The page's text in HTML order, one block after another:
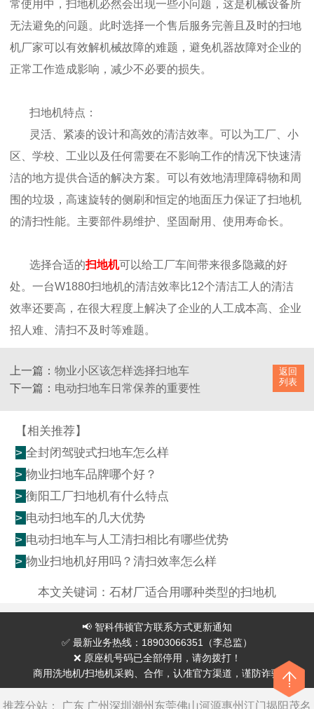
常使用中，扫地机必然会出现一些小问题，这是机械设备所
无法避免的问题。此时选择一个售后服务完善且及时的扫地
机厂家可以有效解机械故障的难题，避免机器故障对企业的
正常工作造成影响，减少不必要的损失。
扫地机特点：
灵活、紧凑的设计和高效的清洁效率。可以为工厂、小
区、学校、工业以及任何需要在不影响工作的情况下快速清
洁的地方提供合适的解决方案。可以有效地清理障碍物和周
围的垃圾，高速旋转的侧刷和恒定的地面压力保证了扫地机
的清扫性能。主要部件易维护、坚固耐用、使用寿命长。
选择合适的扫地机可以给工厂车间带来很多隐藏的好
处。一台W1880扫地机的清洁效率比12个清洁工人的清洁
效率还要高，在很大程度上解决了企业的人工成本高、企业
招人难、清扫不及时等难题。
返回
列表
上一篇： 物业小区该怎样选择扫地车
下一篇： 电动扫地车日常保养的重要性
【相关推荐】
>全封闭驾驶式扫地车怎么样
>物业扫地车品牌哪个好？
>衡阳工厂扫地机有什么特点
> 电动扫地车的几大优势
> 电动扫地车与人工清扫相比有哪些优势
>物业扫地机好用吗？清扫效率怎么样
本文关键词： 石材厂适合用哪种类型的扫地机
📢 智科伟顿官方联系方式更新通知
✅ 最新业务热线：18903066351（李总监）
❌ 原座机号码已全部停用，请勿拨打！
商用洗地机/扫地机采购、合作，认准官方渠道，谨防诈骗
推荐分站： 广东 广州 深圳 潮州 东莞佛山河源惠州 江门揭阳 茂名